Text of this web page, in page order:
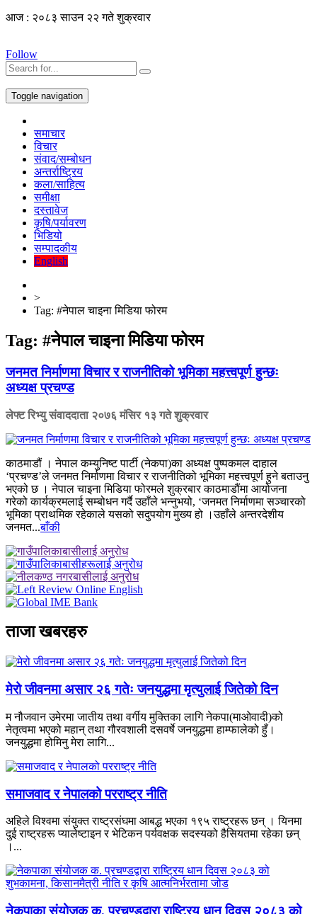
आज : २०८३ साउन २२ गते शुक्रवार
Follow
Toggle navigation
समाचार
विचार
संवाद/सम्बोधन
अन्तर्राष्ट्रिय
कला/साहित्य
समीक्षा
दस्तावेज
कृषि/पर्यावरण
भिडियो
सम्पादकीय
English
>
Tag: #नेपाल चाइना मिडिया फोरम
Tag: #नेपाल चाइना मिडिया फोरम
जनमत निर्माणमा विचार र राजनीतिको भूमिका महत्त्वपूर्ण हुन्छः
अध्यक्ष प्रचण्ड
लेफ्ट रिभ्यु संवाददाता २०७६ मंसिर १३ गते शुक्रवार
काठमाडौं । नेपाल कम्युनिष्ट पार्टी (नेकपा)का अध्यक्ष पुष्पकमल दाहाल
‘प्रचण्ड’ले जनमत निर्माणमा विचार र राजनीतिको भूमिका महत्त्वपूर्ण हुने बताउनु
भएको छ । नेपाल चाइना मिडिया फोरमले शुक्रबार काठमाडौंमा आयोजना
गरेको कार्यक्रमलाई सम्बोधन गर्दै उहाँले भन्नुभयो, ‘जनमत निर्माणमा सञ्चारको
भूमिका प्राथमिक रहेकाले यसको सदुपयोग मुख्य हो ।उहाँले अन्तरदेशीय
जनमत...बाँकी
ताजा खबरहरु
मेरो जीवनमा असार २६ गतेः जनयुद्धमा मृत्युलाई जितेको दिन
म नौजवान उमेरमा जातीय तथा वर्गीय मुक्तिका लागि नेकपा(माओवादी)को
नेतृत्वमा भएको महान् तथा गौरवशाली दसवर्षे जनयुद्धमा हाम्फालेको हुँ।
जनयुद्धमा होमिनु मेरा लागि...
समाजवाद र नेपालको परराष्ट्र नीति
अहिले विश्वमा संयुक्त राष्ट्रसंघमा आबद्ध भएका १९५ राष्ट्रहरू छन् । यिनमा
दुई राष्ट्रहरू प्यालेष्टाइन र भेटिकन पर्यवक्षक सदस्यको हैसियतमा रहेका छन्
।...
नेकपाका संयोजक क. प्रचण्डद्वारा राष्ट्रिय धान दिवस २०८३ को